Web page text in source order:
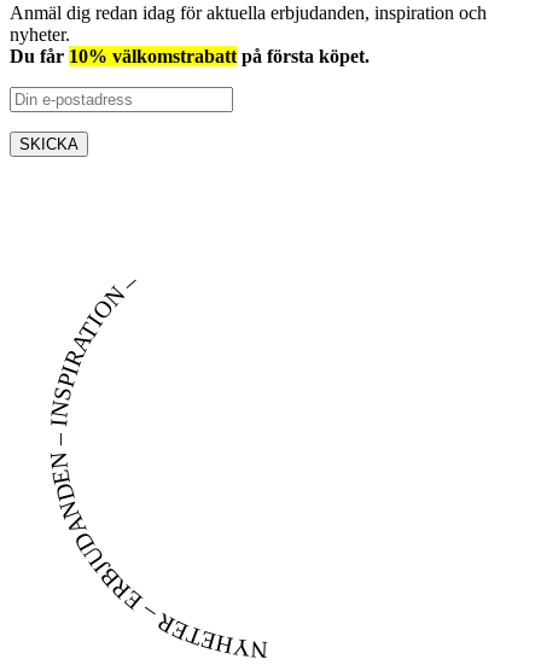
Anmäl dig redan idag för aktuella erbjudanden, inspiration och
nyheter.
Du får 10% välkomstrabatt på första köpet.
NYHETER – ERBJUDANDEN – INSPIRATION –